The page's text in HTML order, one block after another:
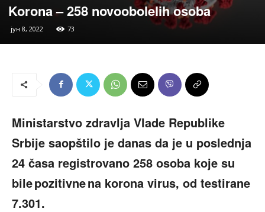
Korona – 258 novoobolelih osoba
јун 8, 2022 73
Ministarstvo zdravlja Vlade Republike
Srbije saopštilo je danas da je u poslednja
24 časa registrovano 258 osoba koje su
bile pozitivne na korona virus, od testirane
7.301.